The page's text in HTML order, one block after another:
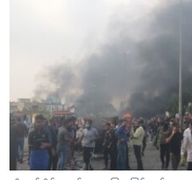
ညွန်း
စာမျက်နှာ
ကျော်
ရုပ်ရှင်ထဲက အင်္ဂလိပ်စာ
သုတပဒေသာ အင်္ဂလိပ်စာ
ရေဒီယို/တီဗွီအစီအစဉ်
Learning English
ဗွီအိုအေ လူမှုကွန်ယက်များ